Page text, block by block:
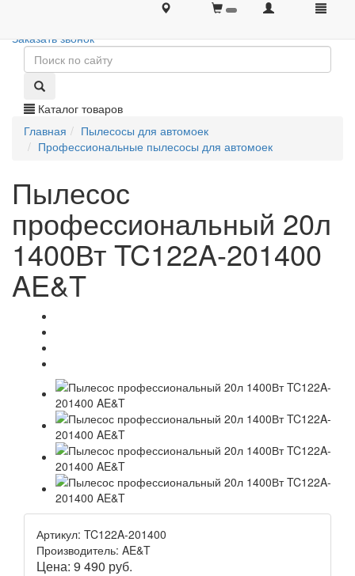
+7 (495) 646-08-66 +7 (495) 646-08-66
Заказать звонок
Каталог товаров
Главная
Пылесосы для автомоек
Профессиональные пылесосы для автомоек
Пылесос
профессиональный 20л
1400Вт TC122A-201400
AE&T
Артикул: TC122A-201400
Производитель: AE&T
Цена: 9 490 руб.